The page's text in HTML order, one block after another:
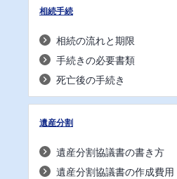
相続手続
相続の流れと期限
手続きの必要書類
死亡後の手続き
遺産分割
遺産分割協議書の書き方
遺産分割協議書の作成費用